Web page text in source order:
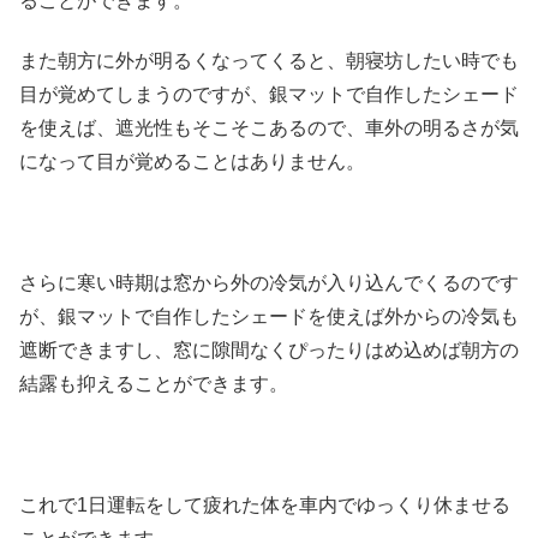
また朝方に外が明るくなってくると、朝寝坊したい時でも
目が覚めてしまうのですが、銀マットで自作したシェード
を使えば、遮光性もそこそこあるので、車外の明るさが気
になって目が覚めることはありません。
さらに寒い時期は窓から外の冷気が入り込んでくるのです
が、銀マットで自作したシェードを使えば外からの冷気も
遮断できますし、窓に隙間なくぴったりはめ込めば朝方の
結露も抑えることができます。
これで1日運転をして疲れた体を車内でゆっくり休ませる